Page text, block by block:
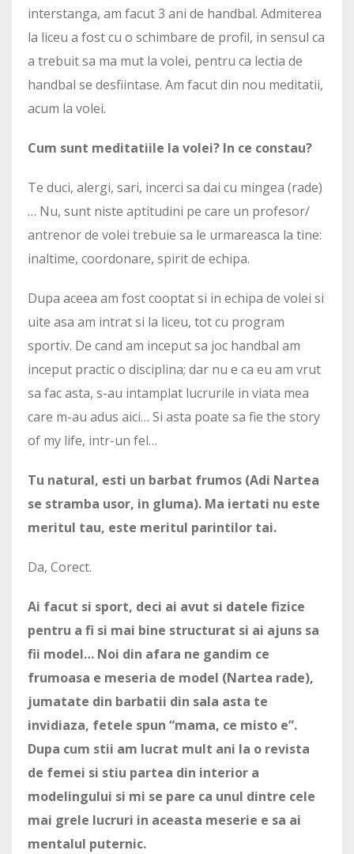
interstanga, am facut 3 ani de handbal. Admiterea
la liceu a fost cu o schimbare de profil, in sensul ca
a trebuit sa ma mut la volei, pentru ca lectia de
handbal se desfiintase. Am facut din nou meditatii,
acum la volei.
Cum sunt meditatiile la volei? In ce constau?
Te duci, alergi, sari, incerci sa dai cu mingea (rade)
… Nu, sunt niste aptitudini pe care un profesor/
antrenor de volei trebuie sa le urmareasca la tine:
inaltime, coordonare, spirit de echipa.
Dupa aceea am fost cooptat si in echipa de volei si
uite asa am intrat si la liceu, tot cu program
sportiv. De cand am inceput sa joc handbal am
inceput practic o disciplina; dar nu e ca eu am vrut
sa fac asta, s-au intamplat lucrurile in viata mea
care m-au adus aici… Si asta poate sa fie the story
of my life, intr-un fel…
Tu natural, esti un barbat frumos (Adi Nartea
se stramba usor, in gluma). Ma iertati nu este
meritul tau, este meritul parintilor tai.
Da, Corect.
Ai facut si sport, deci ai avut si datele fizice
pentru a fi si mai bine structurat si ai ajuns sa
fii model… Noi din afara ne gandim ce
frumoasa e meseria de model (Nartea rade),
jumatate din barbatii din sala asta te
invidiaza, fetele spun “mama, ce misto e”.
Dupa cum stii am lucrat mult ani la o revista
de femei si stiu partea din interior a
modelingului si mi se pare ca unul dintre cele
mai grele lucruri in aceasta meserie e sa ai
mentalul puternic.